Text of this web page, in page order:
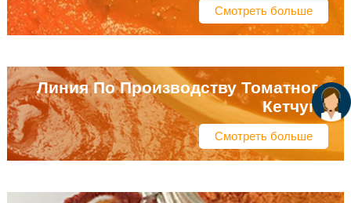
Смотреть больше
Линия По Производству Томатного
Кетчупа
Смотреть больше